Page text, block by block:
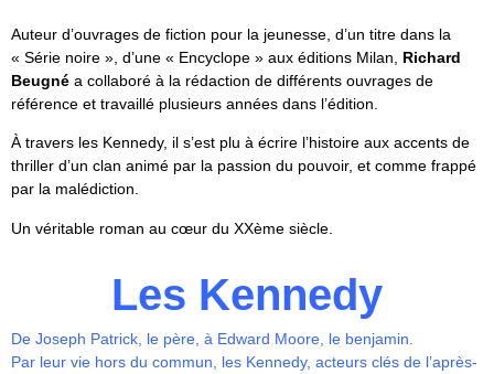
Auteur d’ouvrages de fiction pour la jeunesse, d’un titre dans la
« Série noire », d’une « Encyclope » aux éditions Milan, Richard
Beugné a collaboré à la rédaction de différents ouvrages de
référence et travaillé plusieurs années dans l’édition.
À travers les Kennedy, il s’est plu à écrire l’histoire aux accents de
thriller d’un clan animé par la passion du pouvoir, et comme frappé
par la malédiction.
Un véritable roman au cœur du XXème siècle.
Les Kennedy
De Joseph Patrick, le père, à Edward Moore, le benjamin.
Par leur vie hors du commun, les Kennedy, acteurs clés de l’après-